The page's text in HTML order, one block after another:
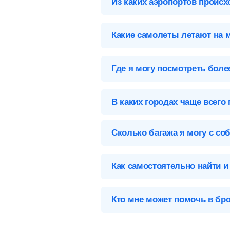
Челябинск (CEK), Россия
Челябинск-CEK
Какие самолеты летают на
Где я могу посмотреть
В каких городах чаще всего
Сколько багажа я могу с
Как самостоятельно найти
—
Кто мне может помочь в